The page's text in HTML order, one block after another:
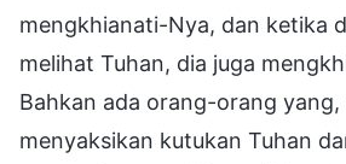
mengkhianati-Nya, dan ketika
melihat Tuhan, dia juga
Bahkan ada orang-orang yang,
menyaksikan kutukan Tuhan